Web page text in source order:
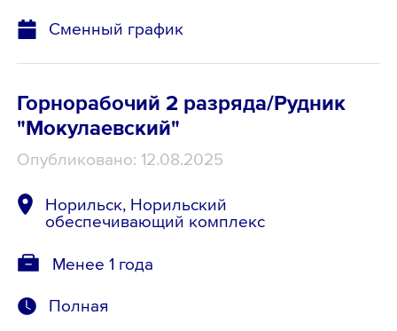
Сменный график
Горнорабочий 2 разряда/Рудник
"Мокулаевский"
Опубликовано: 12.08.2025
Норильск, Норильский
обеспечивающий комплекс
Менее 1 года
Полная